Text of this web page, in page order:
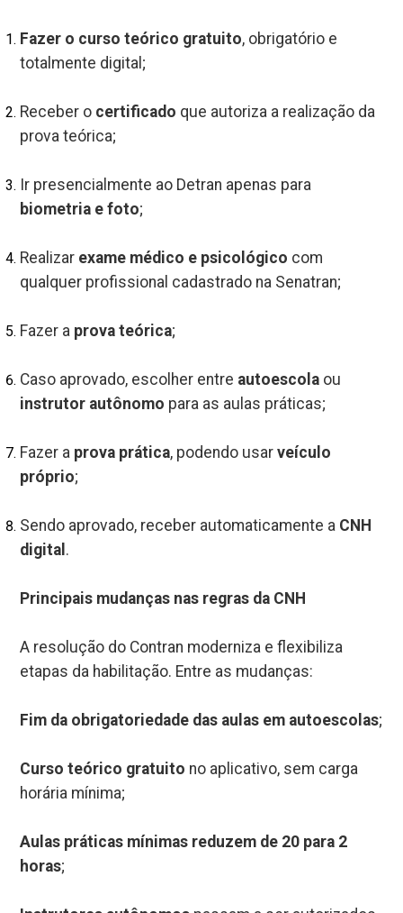
Fazer o curso teórico gratuito, obrigatório e
totalmente digital;
Receber o certificado que autoriza a realização da
prova teórica;
Ir presencialmente ao Detran apenas para
biometria e foto;
Realizar exame médico e psicológico com
qualquer profissional cadastrado na Senatran;
Fazer a prova teórica;
Caso aprovado, escolher entre autoescola ou
instrutor autônomo para as aulas práticas;
Fazer a prova prática, podendo usarveículo
próprio;
Sendo aprovado, receber automaticamente a CNH
digital .
Principais mudanças nas regras da CNH
A resolução do Contran moderniza e flexibiliza
etapas da habilitação. Entre as mudanças:
Fim da obrigatoriedade das aulas em autoescolas;
Curso teórico gratuito no aplicativo, sem carga
horária mínima;
Aulas práticas mínimas reduzem de 20 para 2
horas;